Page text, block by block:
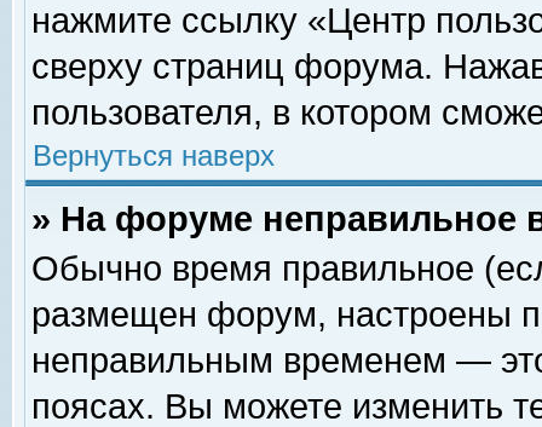
нажмите ссылку «Центр
сверху страниц форума.
пользователя, в котором
Вернуться наверх
» На форуме неправильное
Обычно время правильное
размещен форум, настроены
неправильным временем —
поясах. Вы можете изменить